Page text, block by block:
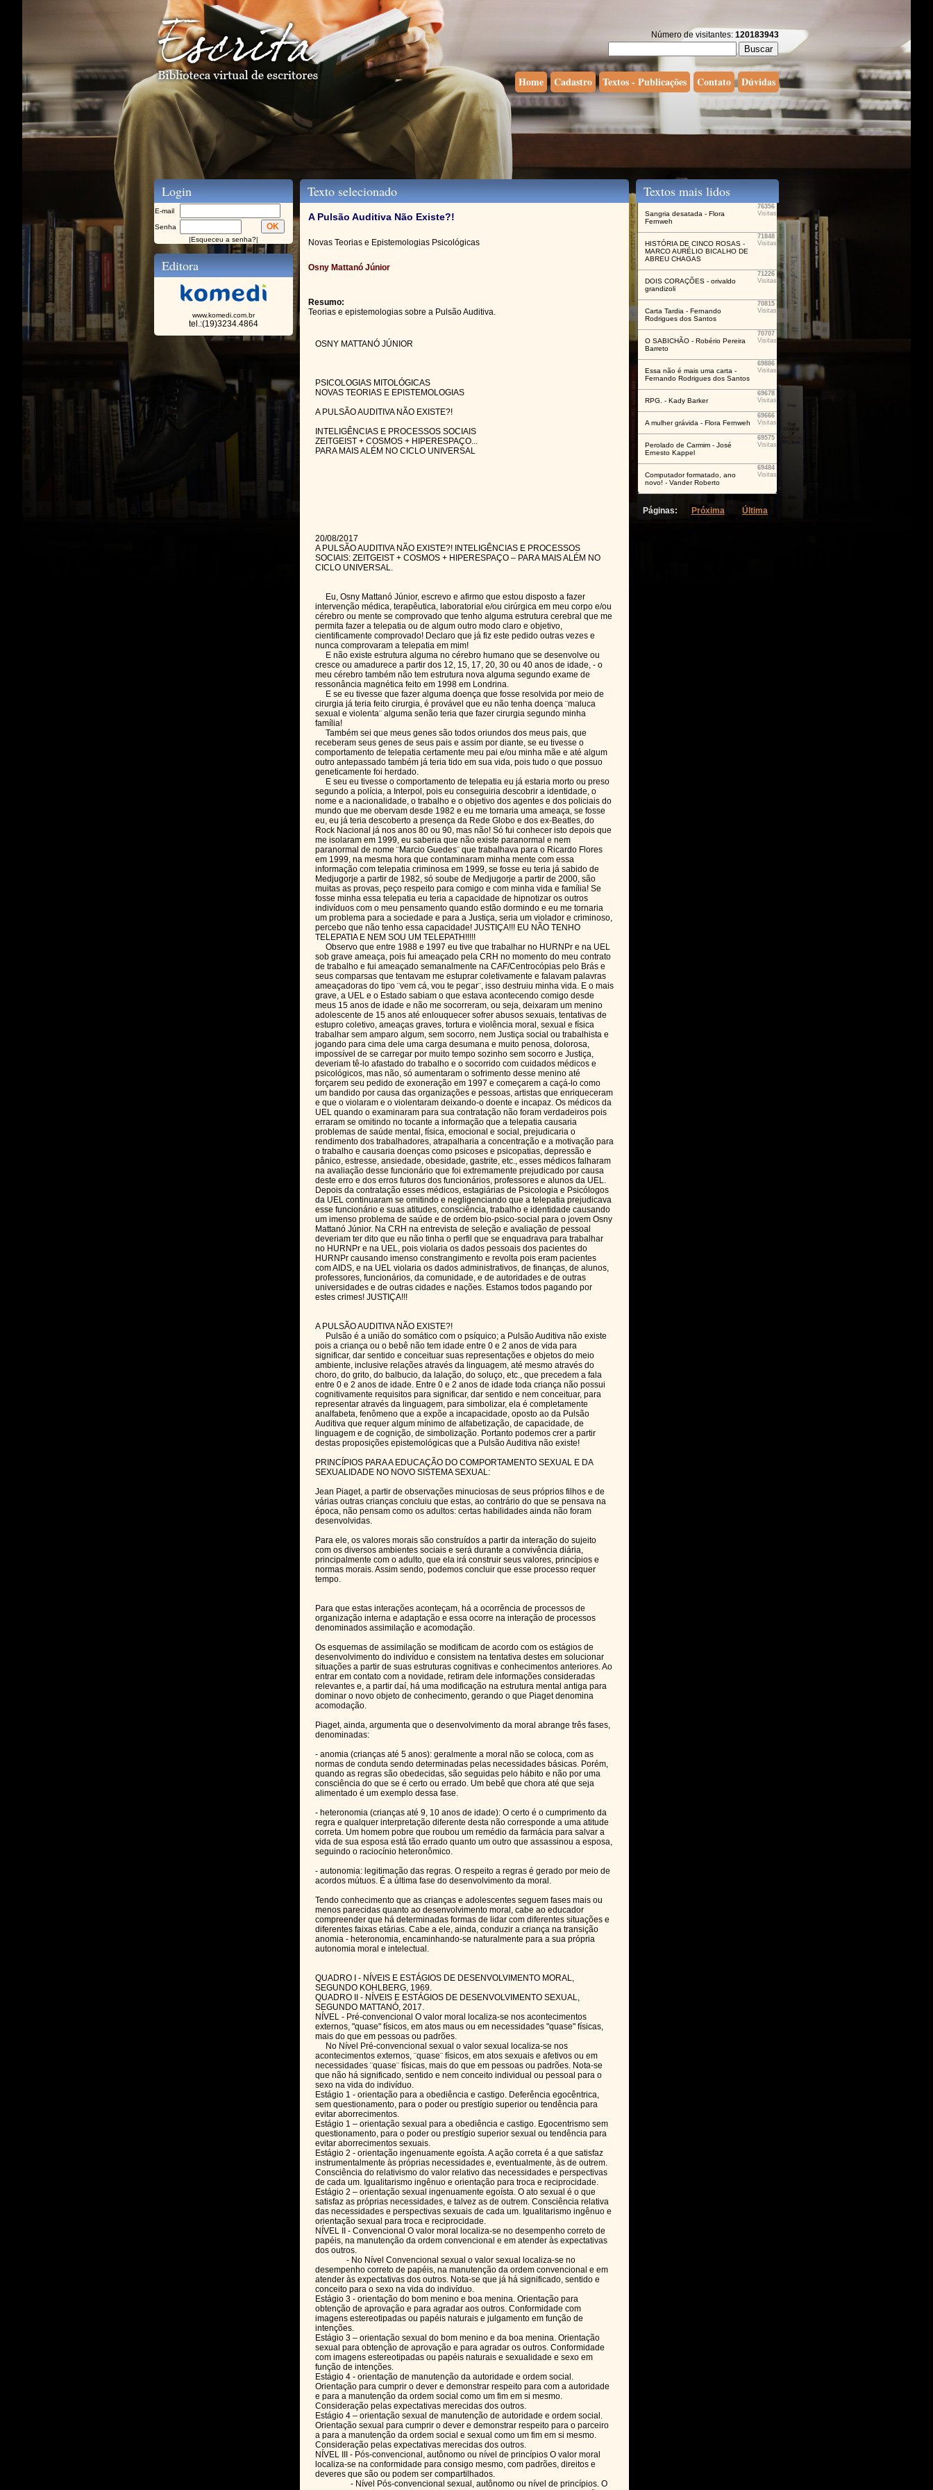
Número de visitantes: 120183943
Home Cadastro Textos - Publicações Contato Dúvidas
Login
E-mail
Senha
|Esqueceu a senha?|
Editora
www.komedi.com.br
tel.:(19)3234.4864
Texto selecionado
A Pulsão Auditiva Não Existe?!
Novas Teorias e Epistemologias Psicológicas
Osny Mattanó Júnior
Resumo:
Teorias e epistemologias sobre a Pulsão Auditiva.
OSNY MATTANÓ JÚNIOR
PSICOLOGIAS MITOLÓGICAS
NOVAS TEORIAS E EPISTEMOLOGIAS
A PULSÃO AUDITIVA NÃO EXISTE?!
INTELIGÊNCIAS E PROCESSOS SOCIAIS
ZEITGEIST + COSMOS + HIPERESPAÇO...
PARA MAIS ALÉM NO CICLO UNIVERSAL
20/08/2017
A PULSÃO AUDITIVA NÃO EXISTE?! INTELIGÊNCIAS E PROCESSOS
SOCIAIS: ZEITGEIST + COSMOS + HIPERESPAÇO – PARA MAIS ALÉM NO
CICLO UNIVERSAL.
Eu, Osny Mattanó Júnior, escrevo e afirmo que estou disposto a fazer
intervenção médica, terapêutica, laboratorial e/ou cirúrgica em meu corpo e/ou
cérebro ou mente se comprovado que tenho alguma estrutura cerebral que me
permita fazer a telepatia ou de algum outro modo claro e objetivo,
cientificamente comprovado! Declaro que já fiz este pedido outras vezes e
nunca comprovaram a telepatia em mim!
E não existe estrutura alguma no cérebro humano que se desenvolve ou
cresce ou amadurece a partir dos 12, 15, 17, 20, 30 ou 40 anos de idade, - o
meu cérebro também não tem estrutura nova alguma segundo exame de
ressonância magnética feito em 1998 em Londrina.
E se eu tivesse que fazer alguma doença que fosse resolvida por meio de
cirurgia já teria feito cirurgia, é provável que eu não tenha doença ¨maluca
sexual e violenta¨ alguma senão teria que fazer cirurgia segundo minha
família!
Também sei que meus genes são todos oriundos dos meus pais, que
receberam seus genes de seus pais e assim por diante, se eu tivesse o
comportamento de telepatia certamente meu pai e/ou minha mãe e até algum
outro antepassado também já teria tido em sua vida, pois tudo o que possuo
geneticamente foi herdado.
E seu eu tivesse o comportamento de telepatia eu já estaria morto ou preso
segundo a polícia, a Interpol, pois eu conseguiria descobrir a identidade, o
nome e a nacionalidade, o trabalho e o objetivo dos agentes e dos policiais do
mundo que me obervam desde 1982 e eu me tornaria uma ameaça, se fosse
eu, eu já teria descoberto a presença da Rede Globo e dos ex-Beatles, do
Rock Nacional já nos anos 80 ou 90, mas não! Só fui conhecer isto depois que
me isolaram em 1999, eu saberia que não existe paranormal e nem
paranormal de nome ¨Marcio Guedes¨ que trabalhava para o Ricardo Flores
em 1999, na mesma hora que contaminaram minha mente com essa
informação com telepatia criminosa em 1999, se fosse eu teria já sabido de
Medjugorje a partir de 1982, só soube de Medjugorje a partir de 2000, são
muitas as provas, peço respeito para comigo e com minha vida e família! Se
fosse minha essa telepatia eu teria a capacidade de hipnotizar os outros
indivíduos com o meu pensamento quando estão dormindo e eu me tornaria
um problema para a sociedade e para a Justiça, seria um violador e criminoso,
percebo que não tenho essa capacidade! JUSTIÇA!!! EU NÃO TENHO
TELEPATIA E NEM SOU UM TELEPATH!!!!!
Observo que entre 1988 e 1997 eu tive que trabalhar no HURNPr e na UEL
sob grave ameaça, pois fui ameaçado pela CRH no momento do meu contrato
de trabalho e fui ameaçado semanalmente na CAF/Centrocópias pelo Brás e
seus comparsas que tentavam me estuprar coletivamente e falavam palavras
ameaçadoras do tipo ¨vem cá, vou te pegar¨, isso destruiu minha vida. E o mais
grave, a UEL e o Estado sabiam o que estava acontecendo comigo desde
meus 15 anos de idade e não me socorreram, ou seja, deixaram um menino
adolescente de 15 anos até enlouquecer sofrer abusos sexuais, tentativas de
estupro coletivo, ameaças graves, tortura e violência moral, sexual e física
trabalhar sem amparo algum, sem socorro, nem Justiça social ou trabalhista e
jogando para cima dele uma carga desumana e muito penosa, dolorosa,
impossível de se carregar por muito tempo sozinho sem socorro e Justiça,
deveriam tê-lo afastado do trabalho e o socorrido com cuidados médicos e
psicológicos, mas não, só aumentaram o sofrimento desse menino até
forçarem seu pedido de exoneração em 1997 e começarem a caçá-lo como
um bandido por causa das organizações e pessoas, artistas que enriqueceram
e que o violaram e o violentaram deixando-o doente e incapaz. Os médicos da
UEL quando o examinaram para sua contratação não foram verdadeiros pois
erraram se omitindo no tocante a informação que a telepatia causaria
problemas de saúde mental, física, emocional e social, prejudicaria o
rendimento dos trabalhadores, atrapalharia a concentração e a motivação para
o trabalho e causaria doenças como psicoses e psicopatias, depressão e
pânico, estresse, ansiedade, obesidade, gastrite, etc., esses médicos falharam
na avaliação desse funcionário que foi extremamente prejudicado por causa
deste erro e dos erros futuros dos funcionários, professores e alunos da UEL.
Depois da contratação esses médicos, estagiárias de Psicologia e Psicólogos
da UEL continuaram se omitindo e negligenciando que a telepatia prejudicava
esse funcionário e suas atitudes, consciência, trabalho e identidade causando
um imenso problema de saúde e de ordem bio-psico-social para o jovem Osny
Mattanó Júnior. Na CRH na entrevista de seleção e avaliação de pessoal
deveriam ter dito que eu não tinha o perfil que se enquadrava para trabalhar
no HURNPr e na UEL, pois violaria os dados pessoais dos pacientes do
HURNPr causando imenso constrangimento e revolta pois eram pacientes
com AIDS, e na UEL violaria os dados administrativos, de finanças, de alunos,
professores, funcionários, da comunidade, e de autoridades e de outras
universidades e de outras cidades e nações. Estamos todos pagando por
estes crimes! JUSTIÇA!!!
A PULSÃO AUDITIVA NÃO EXISTE?!
Pulsão é a união do somático com o psíquico; a Pulsão Auditiva não existe
pois a criança ou o bebê não tem idade entre 0 e 2 anos de vida para
significar, dar sentido e conceituar suas representações e objetos do meio
ambiente, inclusive relações através da linguagem, até mesmo através do
choro, do grito, do balbucio, da lalação, do soluço, etc., que precedem a fala
entre 0 e 2 anos de idade. Entre 0 e 2 anos de idade toda criança não possui
cognitivamente requisitos para significar, dar sentido e nem conceituar, para
representar através da linguagem, para simbolizar, ela é completamente
analfabeta, fenômeno que a expõe a incapacidade, oposto ao da Pulsão
Auditiva que requer algum mínimo de alfabetização, de capacidade, de
linguagem e de cognição, de simbolização. Portanto podemos crer a partir
destas proposições epistemológicas que a Pulsão Auditiva não existe!
PRINCÍPIOS PARA A EDUCAÇÃO DO COMPORTAMENTO SEXUAL E DA
SEXUALIDADE NO NOVO SISTEMA SEXUAL:
Jean Piaget, a partir de observações minuciosas de seus próprios filhos e de
várias outras crianças concluiu que estas, ao contrário do que se pensava na
época, não pensam como os adultos: certas habilidades ainda não foram
desenvolvidas.
Para ele, os valores morais são construídos a partir da interação do sujeito
com os diversos ambientes sociais e será durante a convivência diária,
principalmente com o adulto, que ela irá construir seus valores, princípios e
normas morais. Assim sendo, podemos concluir que esse processo requer
tempo.
Para que estas interações aconteçam, há a ocorrência de processos de
organização interna e adaptação e essa ocorre na interação de processos
denominados assimilação e acomodação.
Os esquemas de assimilação se modificam de acordo com os estágios de
desenvolvimento do indivíduo e consistem na tentativa destes em solucionar
situações a partir de suas estruturas cognitivas e conhecimentos anteriores. Ao
entrar em contato com a novidade, retiram dele informações consideradas
relevantes e, a partir daí, há uma modificação na estrutura mental antiga para
dominar o novo objeto de conhecimento, gerando o que Piaget denomina
acomodação.
Piaget, ainda, argumenta que o desenvolvimento da moral abrange três fases,
denominadas:
- anomia (crianças até 5 anos): geralmente a moral não se coloca, com as
normas de conduta sendo determinadas pelas necessidades básicas. Porém,
quando as regras são obedecidas, são seguidas pelo hábito e não por uma
consciência do que se é certo ou errado. Um bebê que chora até que seja
alimentado é um exemplo dessa fase.
- heteronomia (crianças até 9, 10 anos de idade): O certo é o cumprimento da
regra e qualquer interpretação diferente desta não corresponde a uma atitude
correta. Um homem pobre que roubou um remédio da farmácia para salvar a
vida de sua esposa está tão errado quanto um outro que assassinou a esposa,
seguindo o raciocínio heteronômico.
- autonomia: legitimação das regras. O respeito a regras é gerado por meio de
acordos mútuos. É a última fase do desenvolvimento da moral.
Tendo conhecimento que as crianças e adolescentes seguem fases mais ou
menos parecidas quanto ao desenvolvimento moral, cabe ao educador
compreender que há determinadas formas de lidar com diferentes situações e
diferentes faixas etárias. Cabe a ele, ainda, conduzir a criança na transição
anomia - heteronomia, encaminhando-se naturalmente para a sua própria
autonomia moral e intelectual.
QUADRO I - NÍVEIS E ESTÁGIOS DE DESENVOLVIMENTO MORAL,
SEGUNDO KOHLBERG, 1969.
QUADRO II - NÍVEIS E ESTÁGIOS DE DESENVOLVIMENTO SEXUAL,
SEGUNDO MATTANÓ, 2017.
NÍVEL - Pré-convencional O valor moral localiza-se nos acontecimentos
externos, "quase" físicos, em atos maus ou em necessidades "quase" físicas,
mais do que em pessoas ou padrões.
No Nível Pré-convencional sexual o valor sexual localiza-se nos
acontecimentos externos, ¨quase¨ físicos, em atos sexuais e afetivos ou em
necessidades ¨quase¨ físicas, mais do que em pessoas ou padrões. Nota-se
que não há significado, sentido e nem conceito individual ou pessoal para o
sexo na vida do indivíduo.
Estágio 1 - orientação para a obediência e castigo. Deferência egocêntrica,
sem questionamento, para o poder ou prestígio superior ou tendência para
evitar aborrecimentos.
Estágio 1 – orientação sexual para a obediência e castigo. Egocentrismo sem
questionamento, para o poder ou prestígio superior sexual ou tendência para
evitar aborrecimentos sexuais.
Estágio 2 - orientação ingenuamente egoísta. A ação correta é a que satisfaz
instrumentalmente às próprias necessidades e, eventualmente, às de outrem.
Consciência do relativismo do valor relativo das necessidades e perspectivas
de cada um. Igualitarismo ingênuo e orientação para troca e reciprocidade.
Estágio 2 – orientação sexual ingenuamente egoísta. O ato sexual é o que
satisfaz as próprias necessidades, e talvez as de outrem. Consciência relativa
das necessidades e perspectivas sexuais de cada um. Igualitarismo ingênuo e
orientação sexual para troca e reciprocidade.
NÍVEL II - Convencional O valor moral localiza-se no desempenho correto de
papéis, na manutenção da ordem convencional e em atender às expectativas
dos outros.
- No Nível Convencional sexual o valor sexual localiza-se no
desempenho correto de papéis, na manutenção da ordem convencional e em
atender às expectativas dos outros. Nota-se que já há significado, sentido e
conceito para o sexo na vida do indivíduo.
Estágio 3 - orientação do bom menino e boa menina. Orientação para
obtenção de aprovação e para agradar aos outros. Conformidade com
imagens estereotipadas ou papéis naturais e julgamento em função de
intenções.
Estágio 3 – orientação sexual do bom menino e da boa menina. Orientação
sexual para obtenção de aprovação e para agradar os outros. Conformidade
com imagens estereotipadas ou papéis naturais e sexualidade e sexo em
função de intenções.
Estágio 4 - orientação de manutenção da autoridade e ordem social.
Orientação para cumprir o dever e demonstrar respeito para com a autoridade
e para a manutenção da ordem social como um fim em si mesmo.
Consideração pelas expectativas merecidas dos outros.
Estágio 4 – orientação sexual de manutenção de autoridade e ordem social.
Orientação sexual para cumprir o dever e demonstrar respeito para o parceiro
a para a manutenção da ordem social e sexual como um fim em si mesmo.
Consideração pelas expectativas merecidas dos outros.
NÍVEL III - Pós-convencional, autônomo ou nível de princípios O valor moral
localiza-se na conformidade para consigo mesmo, com padrões, direitos e
deveres que são ou podem ser compartilhados.
- Nível Pós-convencional sexual, autônomo ou nível de princípios. O
Textos mais lidos
Sangria desatada - Flora
Fernweh
76356
Visitas
HISTÓRIA DE CINCO ROSAS -
MARCO AURÉLIO BICALHO DE
ABREU CHAGAS
71848
Visitas
DOIS CORAÇÕES - orivaldo
grandizoli
71226
Visitas
Carta Tardia - Fernando
Rodrigues dos Santos
70815
Visitas
O SABICHÃO - Robério Pereira
Barreto
70707
Visitas
Essa não é mais uma carta -
Fernando Rodrigues dos Santos
69886
Visitas
RPG. - Kady Barker
69678
Visitas
A mulher grávida - Flora Fernweh
69666
Visitas
Perolado de Carmim - José
Ernesto Kappel
69575
Visitas
Computador formatado, ano
novo! - Vander Roberto
69484
Visitas
Páginas: Próxima Última